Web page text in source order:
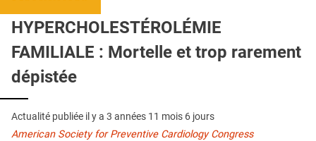
CRÉDITS
HYPERCHOLESTÉROLÉMIE
FAMILIALE : Mortelle et trop rarement
dépistée
Actualité publiée il y a 3 années 11 mois 6 jours
American Society for Preventive Cardiology Congress